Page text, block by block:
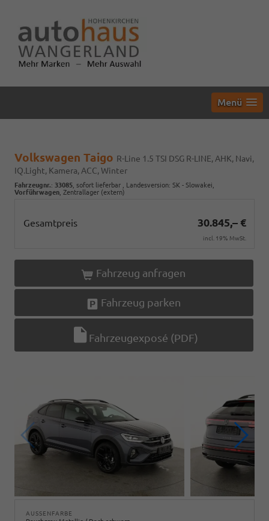
Menü
Volkswagen Taigo R-Line 1.5 TSI DSG R-LINE, AHK, Navi,
IQ.Light, Kamera, ACC, Winter
Fahrzeugnr.: 33085 sofort lieferbar , Landesversion: SK - Slowakei,
Vorführwagen , Zentrallager (extern)
Gesamtpreis 30.845,– €
incl. 19% MwSt.
Fahrzeug anfragen
Fahrzeug parken
Fahrzeugexposé (PDF)
AUSSENFARBE